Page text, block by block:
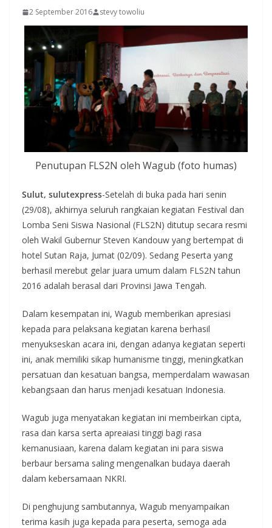
2 September 2016 stevy towoliu
Penutupan FLS2N oleh Wagub (foto humas)
Sulut, sulutexpress-Setelah di buka pada hari senin
(29/08), akhirnya seluruh rangkaian kegiatan Festival dan
Lomba Seni Siswa Nasional (FLS2N) ditutup secara resmi
oleh Wakil Gubernur Steven Kandouw yang bertempat di
hotel Sutan Raja, Jumat (02/09). Sedang Peserta yang
berhasil merebut gelar juara umum dalam FLS2N tahun
2016 adalah berasal dari Provinsi Jawa Tengah.
Dalam kesempatan ini, Wagub memberikan apresiasi
kepada para pelaksana kegiatan karena berhasil
menyukseskan acara ini, dengan adanya kegiatan seperti
ini, anak memiliki sikap humanisme tinggi, meningkatkan
persatuan dan kesatuan bangsa, memperdalam wawasan
kebangsaan dan harus menjadi kesatuan Indonesia.
Wagub juga menyatakan kegiatan ini membeirkan cipta,
rasa dan karsa serta apreaiasi tinggi bagi rasa
kemanusiaan, karena dalam kegiatan ini para siswa
berbaur bersama saling mengenalkan budaya daerah
dalam kebersamaan NKRI.
Di penghujung sambutannya, Wagub menyampaikan
terima kasih juga kepada para peserta, semoga ada